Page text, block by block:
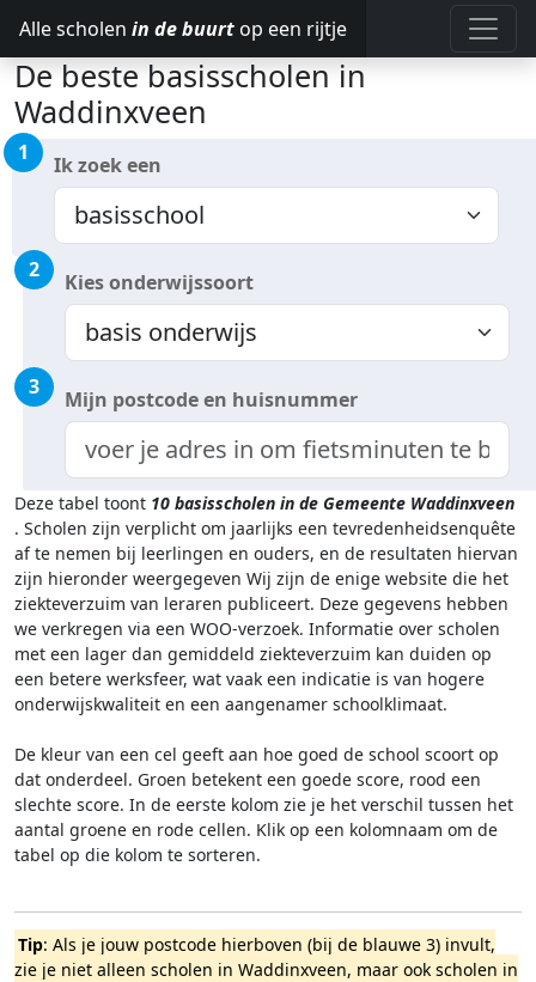
Alle scholen in de buurt op een rijtje
De beste basisscholen in
Waddinxveen
1 Ik zoek een
2 Kies onderwijssoort
3 Mijn postcode en huisnummer
Deze tabel toont 10 basisscholen in de Gemeente Waddinxveen
. Scholen zijn verplicht om jaarlijks een tevredenheidsenquête
af te nemen bij leerlingen en ouders, en de resultaten hiervan
zijn hieronder weergegeven Wij zijn de enige website die het
ziekteverzuim van leraren publiceert. Deze gegevens hebben
we verkregen via een WOO-verzoek. Informatie over scholen
met een lager dan gemiddeld ziekteverzuim kan duiden op
een betere werksfeer, wat vaak een indicatie is van hogere
onderwijskwaliteit en een aangenamer schoolklimaat.
De kleur van een cel geeft aan hoe goed de school scoort op
dat onderdeel. Groen betekent een goede score, rood een
slechte score. In de eerste kolom zie je het verschil tussen het
aantal groene en rode cellen. Klik op een kolomnaam om de
tabel op die kolom te sorteren.
Tip: Als je jouw postcode hierboven (bij de blauwe 3) invult,
zie je niet alleen scholen in Waddinxveen, maar ook scholen in